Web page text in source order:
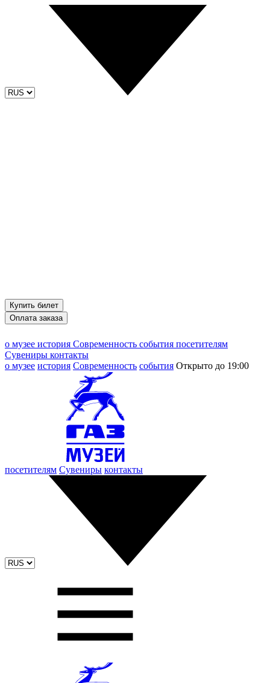
Купить билет
Оплата заказа
о музее история Современность события посетителям
Сувениры контакты
о музее история Современность события Открыто до 19:00
посетителям Сувениры контакты